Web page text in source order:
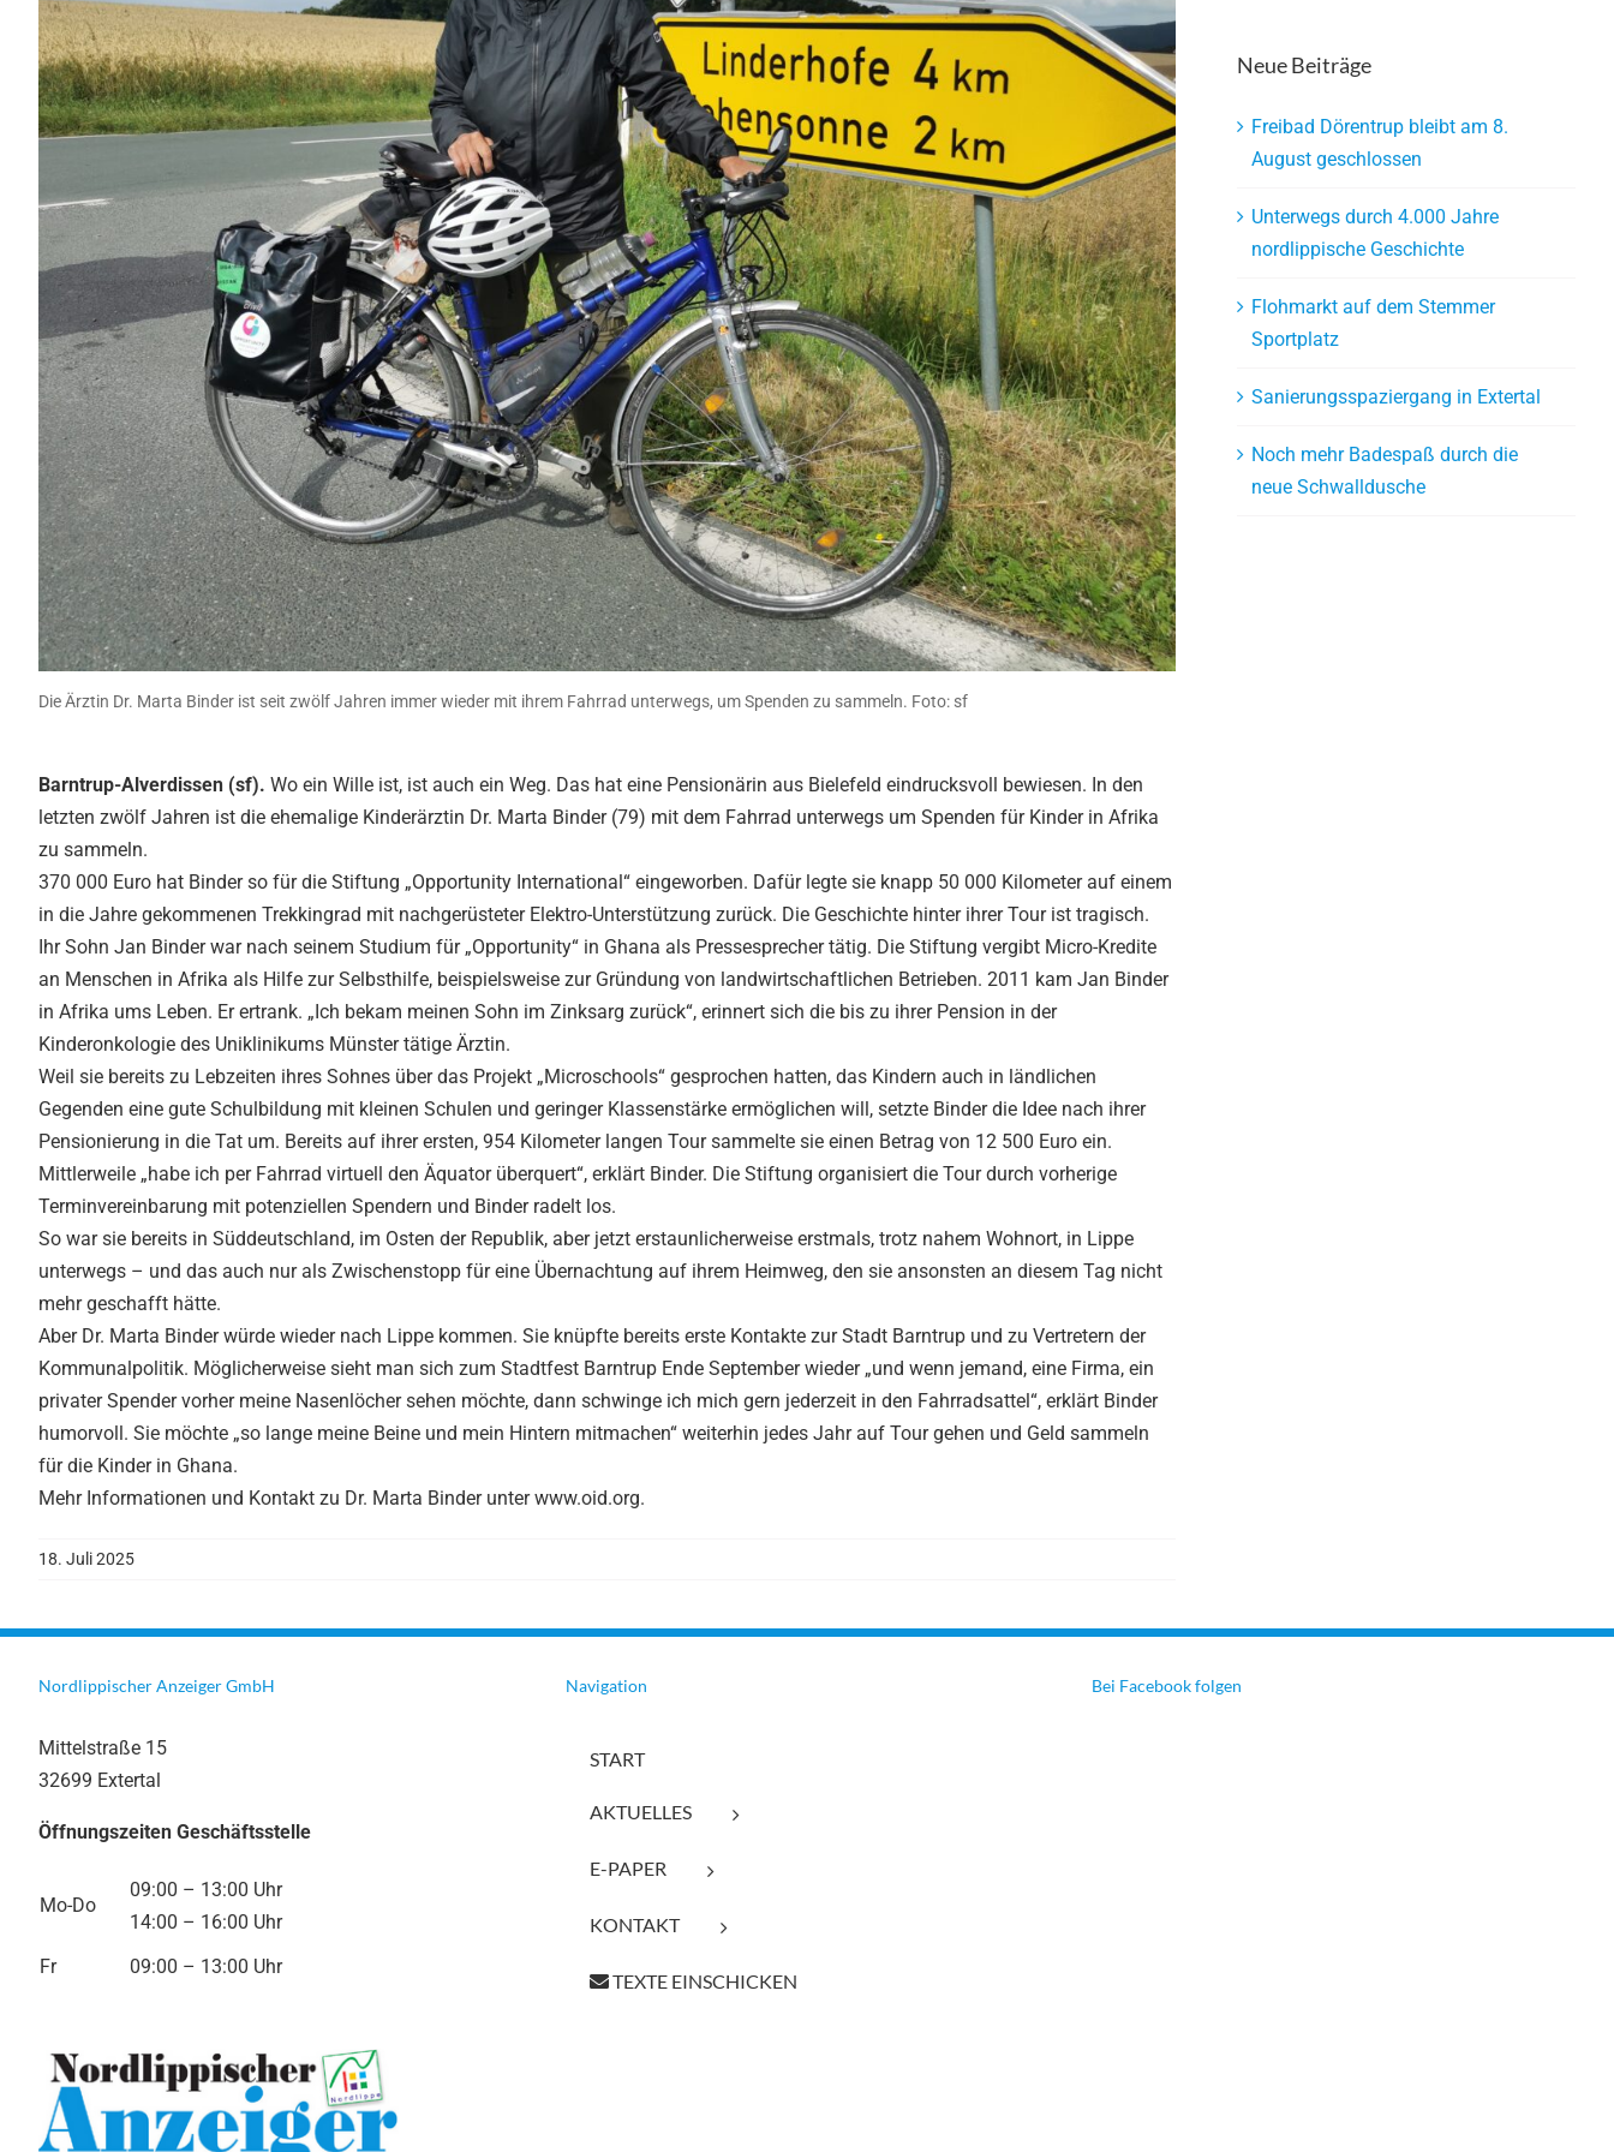
Die Ärztin Dr. Marta Binder ist seit zwölf Jahren immer wieder mit ihrem Fahrrad unterwegs, um Spenden zu sammeln. Foto: sf
Barntrup-Alverdissen (sf). Wo ein Wille ist, ist auch ein Weg. Das hat eine Pensionärin aus Bielefeld eindrucksvoll bewiesen. In den
letzten zwölf Jahren ist die ehemalige Kinderärztin Dr. Marta Binder (79) mit dem Fahrrad unterwegs um Spenden für Kinder in Afrika
zu sammeln.
370 000 Euro hat Binder so für die Stiftung „Opportunity International“ eingeworben. Dafür legte sie knapp 50 000 Kilometer auf einem
in die Jahre gekommenen Trekkingrad mit nachgerüsteter Elektro-Unterstützung zurück. Die Geschichte hinter ihrer Tour ist tragisch.
Ihr Sohn Jan Binder war nach seinem Studium für „Opportunity“ in Ghana als Pressesprecher tätig. Die Stiftung vergibt Micro-Kredite
an Menschen in Afrika als Hilfe zur Selbsthilfe, beispielsweise zur Gründung von landwirtschaftlichen Betrieben. 2011 kam Jan Binder
in Afrika ums Leben. Er ertrank. „Ich bekam meinen Sohn im Zinksarg zurück“, erinnert sich die bis zu ihrer Pension in der
Kinderonkologie des Uniklinikums Münster tätige Ärztin.
Weil sie bereits zu Lebzeiten ihres Sohnes über das Projekt „Microschools“ gesprochen hatten, das Kindern auch in ländlichen
Gegenden eine gute Schulbildung mit kleinen Schulen und geringer Klassenstärke ermöglichen will, setzte Binder die Idee nach ihrer
Pensionierung in die Tat um. Bereits auf ihrer ersten, 954 Kilometer langen Tour sammelte sie einen Betrag von 12 500 Euro ein.
Mittlerweile „habe ich per Fahrrad virtuell den Äquator überquert“, erklärt Binder. Die Stiftung organisiert die Tour durch vorherige
Terminvereinbarung mit potenziellen Spendern und Binder radelt los.
So war sie bereits in Süddeutschland, im Osten der Republik, aber jetzt erstaunlicherweise erstmals, trotz nahem Wohnort, in Lippe
unterwegs – und das auch nur als Zwischenstopp für eine Übernachtung auf ihrem Heimweg, den sie ansonsten an diesem Tag nicht
mehr geschafft hätte.
Aber Dr. Marta Binder würde wieder nach Lippe kommen. Sie knüpfte bereits erste Kontakte zur Stadt Barntrup und zu Vertretern der
Kommunalpolitik. Möglicherweise sieht man sich zum Stadtfest Barntrup Ende September wieder „und wenn jemand, eine Firma, ein
privater Spender vorher meine Nasenlöcher sehen möchte, dann schwinge ich mich gern jederzeit in den Fahrradsattel“, erklärt Binder
humorvoll. Sie möchte „so lange meine Beine und mein Hintern mitmachen“ weiterhin jedes Jahr auf Tour gehen und Geld sammeln
für die Kinder in Ghana.
Mehr Informationen und Kontakt zu Dr. Marta Binder unter www.oid.org.
18. Juli 2025
Neue Beiträge
Freibad Dörentrup bleibt am 8.
August geschlossen
Unterwegs durch 4.000 Jahre
nordlippische Geschichte
Flohmarkt auf dem Stemmer
Sportplatz
Sanierungsspaziergang in Extertal
Noch mehr Badespaß durch die
neue Schwalldusche
Nordlippischer Anzeiger GmbH
Mittelstraße 15
32699 Extertal
Öffnungszeiten Geschäftsstelle
Mo-Do
09:00 – 13:00 Uhr
14:00 – 16:00 Uhr
Fr
09:00 – 13:00 Uhr
Navigation
START
AKTUELLES
E-PAPER
KONTAKT
TEXTE EINSCHICKEN
Bei Facebook folgen